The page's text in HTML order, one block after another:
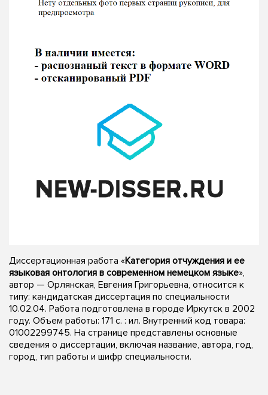
Диссертационная работа «Категория отчуждения и ее
языковая онтология в современном немецком языке»,
автор — Орлянская, Евгения Григорьевна, относится к
типу: кандидатская диссертация по специальности
10.02.04. Работа подготовлена в городе Иркутск в 2002
году. Объем работы: 171 с. : ил. Внутренний код товара:
01002299745. На странице представлены основные
сведения о диссертации, включая название, автора, год,
город, тип работы и шифр специальности.